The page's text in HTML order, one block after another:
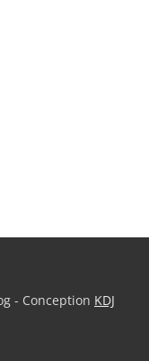
- Conception KDJ